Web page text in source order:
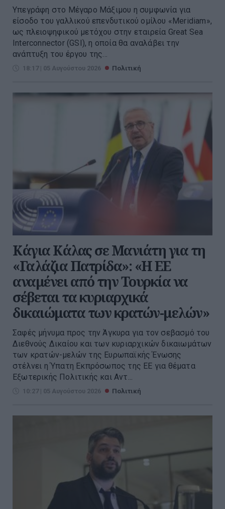
Υπεγράφη στο Μέγαρο Μάξιμου η συμφωνία για
είσοδο του γαλλικού επενδυτικού ομίλου «Meridiam»,
ως πλειοψηφικού μετόχου στην εταιρεία Great Sea
Interconnector (GSI), η οποία θα αναλάβει την
ανάπτυξη του έργου της...
18:17 | 05 Αυγούστου 2026 Πολιτική
Κάγια Κάλας σε Μανιάτη για τη
«Γαλάζια Πατρίδα»: «Η ΕΕ
αναμένει από την Τουρκία να
σέβεται τα κυριαρχικά
δικαιώματα των κρατών-μελών»
Σαφές μήνυμα προς την Άγκυρα για τον σεβασμό του
Διεθνούς Δικαίου και των κυριαρχικών δικαιωμάτων
των κρατών-μελών της Ευρωπαϊκής Ένωσης
στέλνει η Ύπατη Εκπρόσωπος της ΕΕ για θέματα
Εξωτερικής Πολιτικής και Αντ...
10:27 | 05 Αυγούστου 2026 Πολιτική